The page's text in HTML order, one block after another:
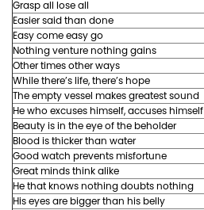
Grasp all lose all
Easier said than done
Easy come easy go
Nothing venture nothing gains
Other times other ways
While there’s life, there’s hope
The empty vessel makes greatest sound
He who excuses himself, accuses himself
Beauty is in the eye of the beholder
Blood is thicker than water
Good watch prevents misfortune
Great minds think alike
He that knows nothing doubts nothing
His eyes are bigger than his belly